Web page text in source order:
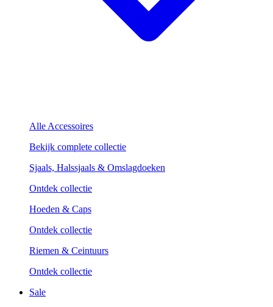
Alle Accessoires
Bekijk complete collectie
Sjaals, Halssjaals & Omslagdoeken
Ontdek collectie
Hoeden & Caps
Ontdek collectie
Riemen & Ceintuurs
Ontdek collectie
Sale